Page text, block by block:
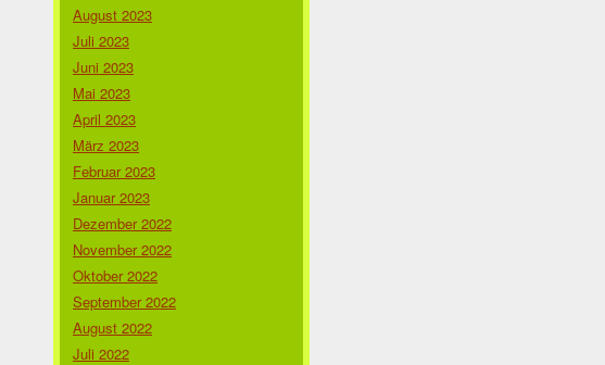
August 2023
Juli 2023
Juni 2023
Mai 2023
April 2023
März 2023
Februar 2023
Januar 2023
Dezember 2022
November 2022
Oktober 2022
September 2022
August 2022
Juli 2022